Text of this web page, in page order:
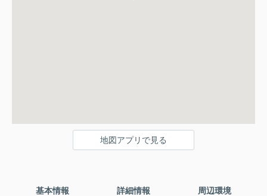
地図アプリで見る
基本情報 詳細情報 周辺環境